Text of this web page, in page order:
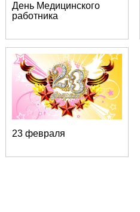
День Медицинского
работника
23 февраля